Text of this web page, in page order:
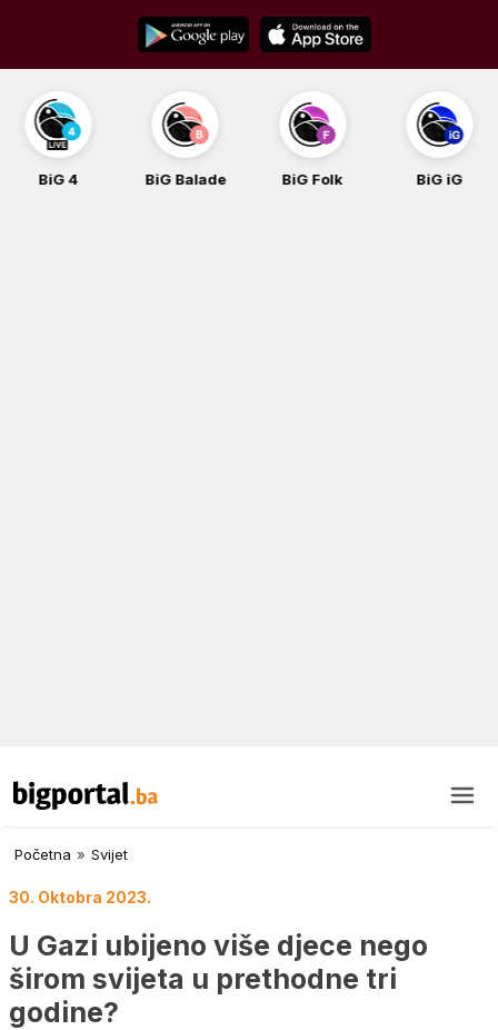
content
BiG 4 BiG Balade BiG Folk BiG iG
Početna » Svijet
30. Oktobra 2023.
U Gazi ubijeno više djece nego
širom svijeta u prethodne tri
godine?